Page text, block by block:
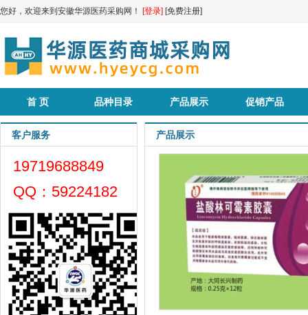
您好，欢迎来到安徽华源医药采购网！ [登录] [免费注册]
首 页 品种目录 产品展示 促销产品
客户服务
19719688849
QQ：59224182
产品展示